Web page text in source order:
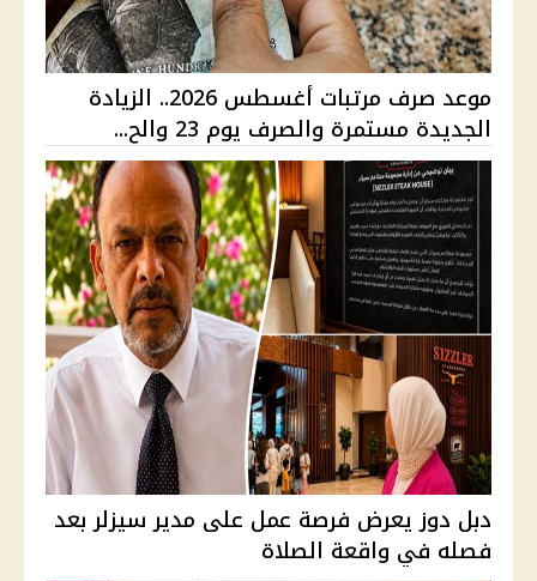
موعد صرف مرتبات أغسطس 2026.. الزيادة
الجديدة مستمرة والصرف يوم 23 والح...
دبل دوز يعرض فرصة عمل على مدير سيزلر بعد
فصله في واقعة الصلاة